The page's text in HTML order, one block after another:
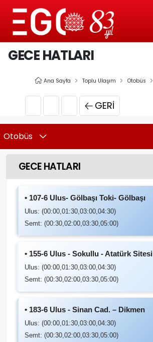
GECE HATLARI
Ana Sayfa Toplu Ulaşım Otobüs
GERI
Otobüs
GECE HATLARI
• 107-6 Ulus- Gölbaşı Toki- Gölbaşı
Ulus: (00:00,01:30,03:00,04:30)
Semt: (00:30,02:00,03:30,05:00)
• 155-6 Ulus - Sokullu - Atatürk Sitesi
Ulus: (00:00,01:30,03:00,04:30)
Semt: (00:30,02:00,03:30,05:00)
• 183-6 Ulus - Sinan Cad. – Dikmen
Ulus: (00:00,01:30,03:00,04:30)
Semt: (00:30,02:00,03:30,05:00)